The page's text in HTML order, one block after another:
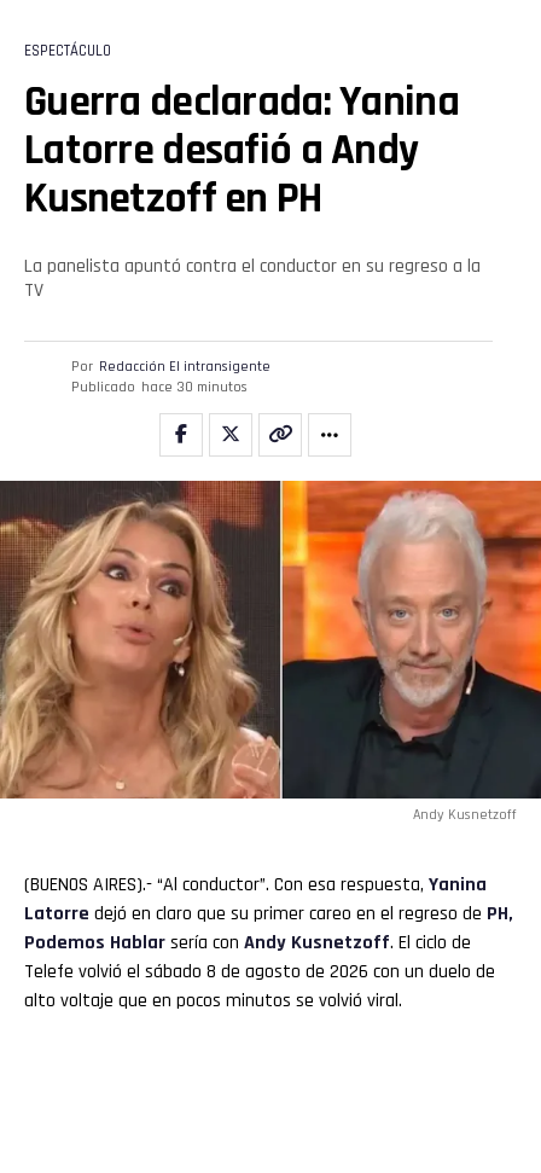
ESPECTÁCULO
Guerra declarada: Yanina
Latorre desafió a Andy
Kusnetzoff en PH
La panelista apuntó contra el conductor en su regreso a la
TV
Por Redacción El intransigente
Publicado hace 30 minutos
Andy Kusnetzoff
(BUENOS AIRES).- “Al conductor”. Con esa respuesta, Yanina
Latorre dejó en claro que su primer careo en el regreso de PH,
Podemos Hablarsería con Andy Kusnetzoff. El ciclo de
Telefe volvió el sábado 8 de agosto de 2026 con un duelo de
alto voltaje que en pocos minutos se volvió viral.